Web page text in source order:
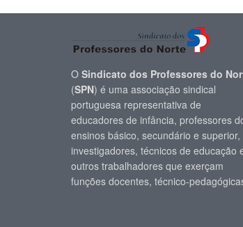
O Sindicato dos Professores do
(SPN) é uma associação sindical
portuguesa representativa de
educadores de infância, professores
ensinos básico, secundário e superior,
investigadores, técnicos de educação
outros trabalhadores que exerçam
funções docentes, técnico-